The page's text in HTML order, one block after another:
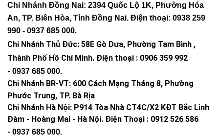
Chi Nhánh Đồng Nai: 2394 Quốc Lộ 1K, Phường Hóa
An, TP. Biên Hòa, Tỉnh Đồng Nai. Điện thoại: 0938 259
990 - 0937 685 000.
Chi Nhánh Thủ Đức: 58E Gò Dưa, Phường Tam Bình ,
Thành Phố Hồ Chí Minh. Điện thoại : 0906 359 992
- 0937 685 000.
Chi Nhánh BR-VT: 600 Cách Mạng Tháng 8, Phường
Phước Trung, TP. Bà Rịa
Chi Nhánh Hà Nội: P914 Tòa Nhà CT4C/X2 KĐT Bắc Linh
Đàm - Hoàng Mai - Hà Nội. Điện Thoại : 0912 526 586
- 0937 685 000.